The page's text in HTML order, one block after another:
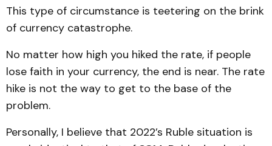
This type of circumstance is teetering on the brink
of currency catastrophe.
No matter how high you hiked the rate, if people
lose faith in your currency, the end is near. The rate
hike is not the way to get to the base of the
problem.
Personally, I believe that 2022’s Ruble situation is